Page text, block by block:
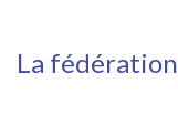
La fédération